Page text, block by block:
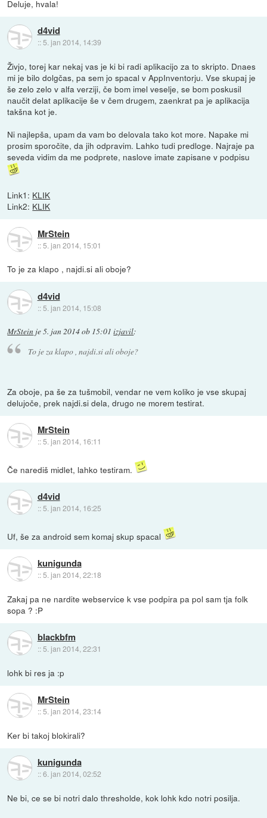
Deluje, hvala!
d4vid
:: 5. jan 2014, 14:39
Živjo, torej kar nekaj vas je ki bi radi aplikacijo za to skripto. Dnaes
mi je bilo dolgčas, pa sem jo spacal v AppInventorju. Vse skupaj je
še zelo zelo v alfa verziji, če bom imel veselje, se bom poskusil
naučit delat aplikacije še v čem drugem, zaenkrat pa je aplikacija
takšna kot je.
Ni najlepša, upam da vam bo delovala tako kot more. Napake mi
prosim sporočite, da jih odpravim. Lahko tudi predloge. Najraje pa
seveda vidim da me podprete, naslove imate zapisane v podpisu
Link1: KLIK
Link2: KLIK
MrStein
::5. jan 2014, 15:01
To je za klapo , najdi.si ali oboje?
d4vid
:: 5. jan 2014, 15:08
MrStein je5. jan 2014 ob 15:01 izjavil:
To je za klapo , najdi.si ali oboje?
Za oboje, pa še za tušmobil, vendar ne vem koliko je vse skupaj
delujoče, prek najdi.si dela, drugo ne morem testirat.
MrStein
::5. jan 2014, 16:11
Če narediš midlet, lahko testiram.
d4vid
:: 5. jan 2014, 16:25
Uf, še za android sem komaj skup spacal
kunigunda
::5. jan 2014, 22:18
Zakaj pa ne nardite webservice k vse podpira pa pol sam tja folk
sopa ? :P
blackbfm
:: 5. jan 2014, 22:31
lohk bi res ja :p
MrStein
::5. jan 2014, 23:14
Ker bi takoj blokirali?
kunigunda
::6. jan 2014, 02:52
Ne bi, ce se bi notri dalo thresholde, kok lohk kdo notri posilja.